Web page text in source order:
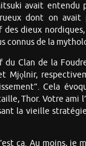
avait entendu
dont on avait
dieux nordiques,
connus de la
du Clan de la
Mjǫlnir,
Cela
Thor. Votre ami
la vieille
ça. Au moins, je